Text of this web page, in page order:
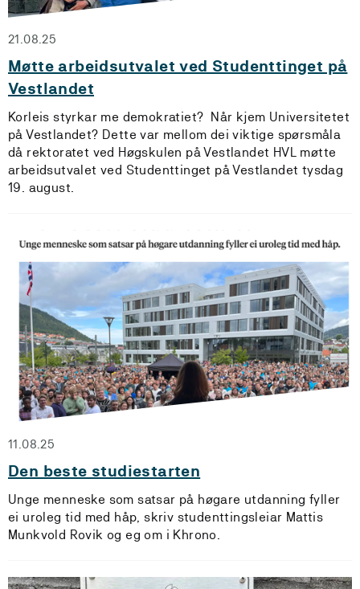
21.08.25
Møtte arbeidsutvalet ved Studenttinget på
Vestlandet
Korleis styrkar me demokratiet? Når kjem Universitetet
på Vestlandet? Dette var mellom dei viktige spørsmåla
då rektoratet ved Høgskulen på Vestlandet HVL møtte
arbeidsutvalet ved Studenttinget på Vestlandet tysdag
19. august.
11.08.25
Den beste studiestarten
Unge menneske som satsar på høgare utdanning fyller
ei uroleg tid med håp, skriv studenttingsleiar Mattis
Munkvold Rovik og eg om i Khrono.